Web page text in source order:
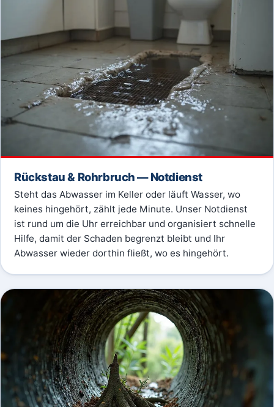
Rückstau & Rohrbruch — Notdienst
Steht das Abwasser im Keller oder läuft Wasser, wo
keines hingehört, zählt jede Minute. Unser Notdienst
ist rund um die Uhr erreichbar und organisiert schnelle
Hilfe, damit der Schaden begrenzt bleibt und Ihr
Abwasser wieder dorthin fließt, wo es hingehört.